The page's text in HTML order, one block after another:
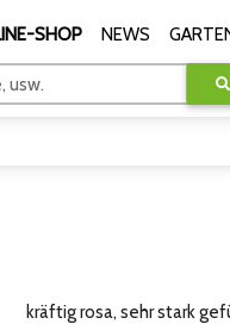
SHOP NEWS
usw.
kräftig rosa, sehr stark